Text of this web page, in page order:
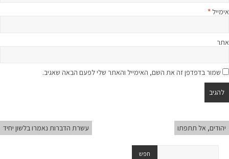
אימייל *
אתר
שמור בדפדפן זה את השם, האימייל והאתר שלי לפעם הבאה שאגיב.
יהודים, אל תתפתו עשרת הדברות נאמרו בלשון יחיד